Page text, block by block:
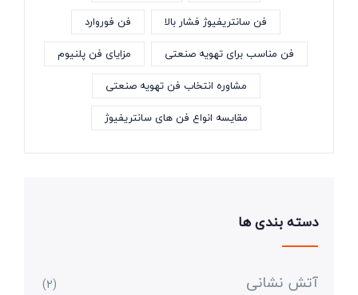
فن سانتریفیوژ فشار بالا
فن فوروارد
فن مناسب برای تهویه صنعتی
مزایای فن پلنیوم
مشاوره انتخاب فن تهویه صنعتی
مقایسه انواع فن های سانتریفیوژ
دسته بندی ها
آتش نشانی (2)